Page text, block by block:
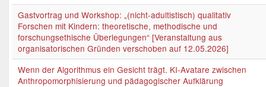
Gastvortrag und Workshop: „(nicht-adultistisch) qualitativ
Forschen mit Kindern: theoretische, methodische und
forschungsethische Überlegungen“ [Veranstaltung aus
organisatorischen Gründen verschoben auf 12.05.2026]
Wenn der Algorithmus ein Gesicht trägt. KI-Avatare zwischen
Anthropomorphisierung und pädagogischer Aufklärung